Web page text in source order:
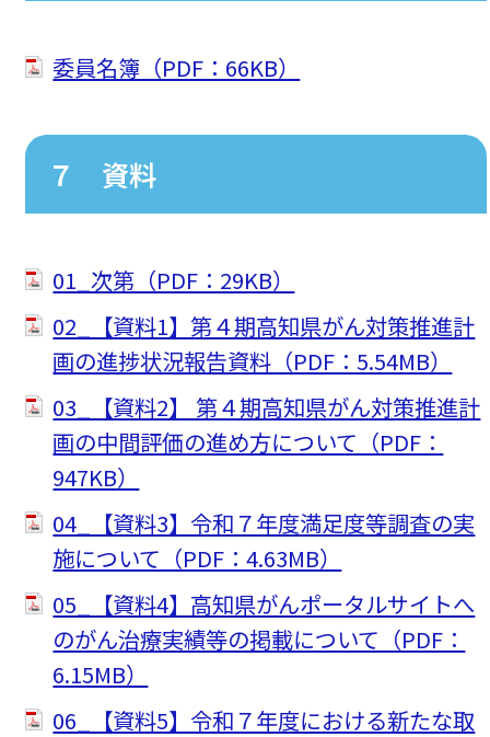
委員名簿（PDF：66KB）
７ 資料
01_次第（PDF：29KB）
02_【資料1】第４期高知県がん対策推進計
画の進捗状況報告資料（PDF：5.54MB）
03_【資料2】 第４期高知県がん対策推進計
画の中間評価の進め方について（PDF：
947KB）
04_【資料3】令和７年度満足度等調査の実
施について（PDF：4.63MB）
05_【資料4】高知県がんポータルサイトへ
のがん治療実績等の掲載について（PDF：
6.15MB）
06_【資料5】令和７年度における新たな取